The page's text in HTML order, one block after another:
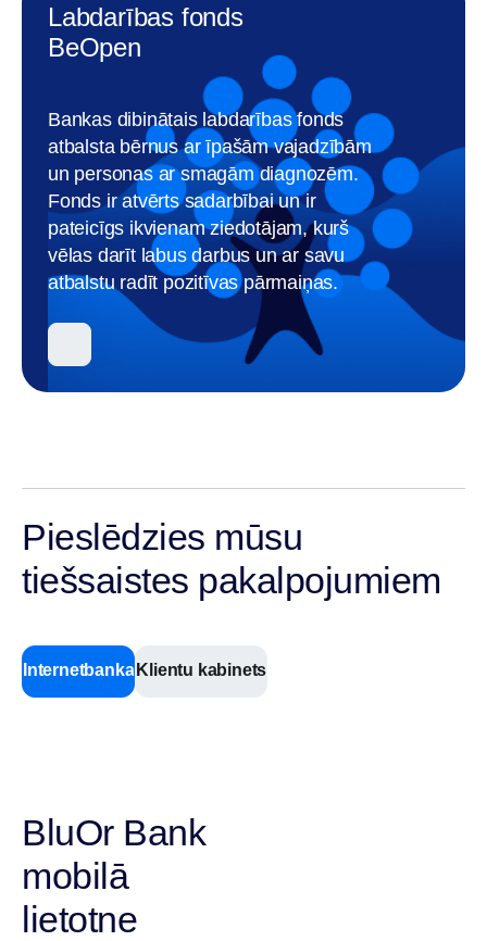
Labdarības fonds
BeOpen
Bankas dibinātais labdarības fonds
atbalsta bērnus ar īpašām vajadzībām
un personas ar smagām diagnozēm.
Fonds ir atvērts sadarbībai un ir
pateicīgs ikvienam ziedotājam, kurš
vēlas darīt labus darbus un ar savu
atbalstu radīt pozitīvas pārmaiņas.
Pieslēdzies mūsu
tiešsaistes pakalpojumiem
Internetbanka Klientu kabinets
BluOr Bank
mobilā
lietotne